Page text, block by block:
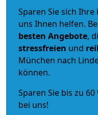
Sparen Sie sich
uns Ihnen helfen.
besten Angebote,
stressfreien und
München nach
können.
Sparen Sie bis zu
bei uns!